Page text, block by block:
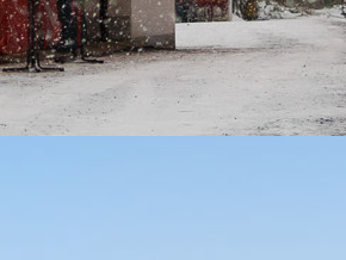
gewann Burgbrohl mit der
östliche Ortseingang durch große